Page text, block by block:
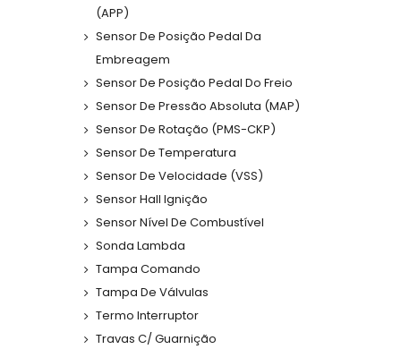
(APP)
Sensor De Posição Pedal Da
Embreagem
Sensor De Posição Pedal Do Freio
Sensor De Pressão Absoluta (MAP)
Sensor De Rotação (PMS-CKP)
Sensor De Temperatura
Sensor De Velocidade (VSS)
Sensor Hall Ignição
Sensor Nível De Combustível
Sonda Lambda
Tampa Comando
Tampa De Válvulas
Termo Interruptor
Travas C/ Guarnição